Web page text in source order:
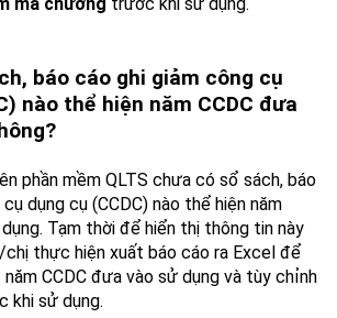
báo cáo ghi giảm công cụ
nào thể hiện năm CCDC đưa
phần mềm QLTS chưa có sổ sách, báo
dụng cụ (CCDC) nào thể hiện năm
Tạm thời để hiển thị thông tin này
chị thực hiện xuất báo cáo ra Excel để
CCDC đưa vào sử dụng và tùy chỉnh
khi sử dụng.